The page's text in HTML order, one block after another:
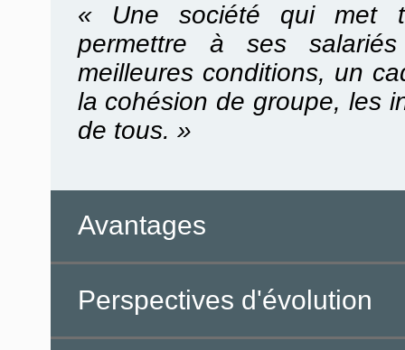
« Une société qui met
permettre à ses
meilleures conditions, un
la cohésion de groupe, les
de tous. »
Avantages
Perspectives d'évolution